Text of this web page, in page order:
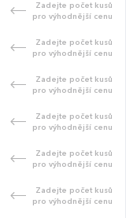
Zadejte počet kusů
pro výhodnější cenu
Zadejte počet kusů
pro výhodnější cenu
Zadejte počet kusů
pro výhodnější cenu
Zadejte počet kusů
pro výhodnější cenu
Zadejte počet kusů
pro výhodnější cenu
Zadejte počet kusů
pro výhodnější cenu